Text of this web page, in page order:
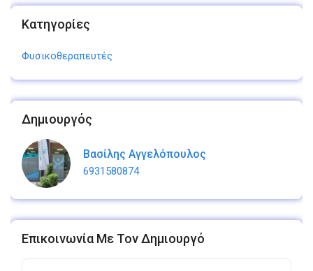
Κατηγορίες
Φυσικοθεραπευτές
Δημιουργός
Βασίλης Αγγελόπουλος
6931580874
Επικοινωνία Με Τον Δημιουργό